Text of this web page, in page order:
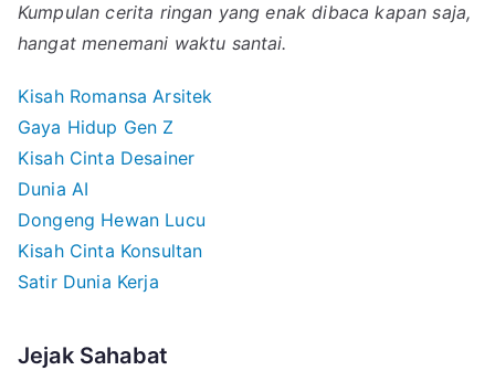
Kumpulan cerita ringan yang enak dibaca kapan saja,
hangat menemani waktu santai.
Kisah Romansa Arsitek
Gaya Hidup Gen Z
Kisah Cinta Desainer
Dunia AI
Dongeng Hewan Lucu
Kisah Cinta Konsultan
Satir Dunia Kerja
Jejak Sahabat